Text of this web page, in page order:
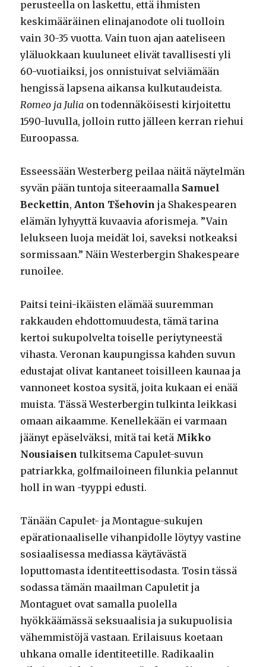
perusteella on laskettu, että ihmisten
keskimääräinen elinajanodote oli tuolloin
vain 30-35 vuotta. Vain tuon ajan aateliseen
yläluokkaan kuuluneet elivät tavallisesti yli
60-vuotiaiksi, jos onnistuivat selviämään
hengissä lapsena aikansa kulkutaudeista.
Romeo ja Julia on todennäköisesti kirjoitettu
1590-luvulla, jolloin rutto jälleen kerran riehui
Euroopassa.
Esseessään Westerberg peilaa näitä näytelmän
syvän pään tuntoja siteeraamalla Samuel
Beckettin, Anton Tšehovin ja Shakespearen
elämän lyhyyttä kuvaavia aforismeja. ”Vain
lelukseen luoja meidät loi, saveksi notkeaksi
sormissaan.” Näin Westerbergin Shakespeare
runoilee.
Paitsi teini-ikäisten elämää suuremman
rakkauden ehdottomuudesta, tämä tarina
kertoi sukupolvelta toiselle periytyneestä
vihasta. Veronan kaupungissa kahden suvun
edustajat olivat kantaneet toisilleen kaunaa ja
vannoneet kostoa sysitä, joita kukaan ei enää
muista. Tässä Westerbergin tulkinta leikkasi
omaan aikaamme. Kenellekään ei varmaan
jäänyt epäselväksi, mitä tai ketä Mikko
Nousiaisen tulkitsema Capulet-suvun
patriarkka, golfmailoineen filunkia pelannut
holl in wan -tyyppi edusti.
Tänään Capulet- ja Montague-sukujen
epärationaaliselle vihanpidolle löytyy vastine
sosiaalisessa mediassa käytävästä
loputtomasta identiteettisodasta. Tosin tässä
sodassa tämän maailman Capuletit ja
Montaguet ovat samalla puolella
hyökkäämässä seksuaalisia ja sukupuolisia
vähemmistöjä vastaan. Erilaisuus koetaan
uhkana omalle identiteetille. Radikaalin